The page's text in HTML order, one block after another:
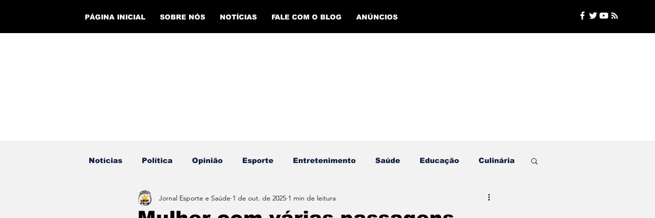
PÁGINA INICIAL SOBRE NÓS NOTÍCIAS FALE COM O BLOG ANÚNCIOS
Notícias Política Opinião Esporte Entretenimento Saúde Educação Culinária
Eventos Cursos Evento Esportivo Economia Plantão de Polícia
Jornal Esporte e Saúde 1 de out. de 2025 1 min de leitura